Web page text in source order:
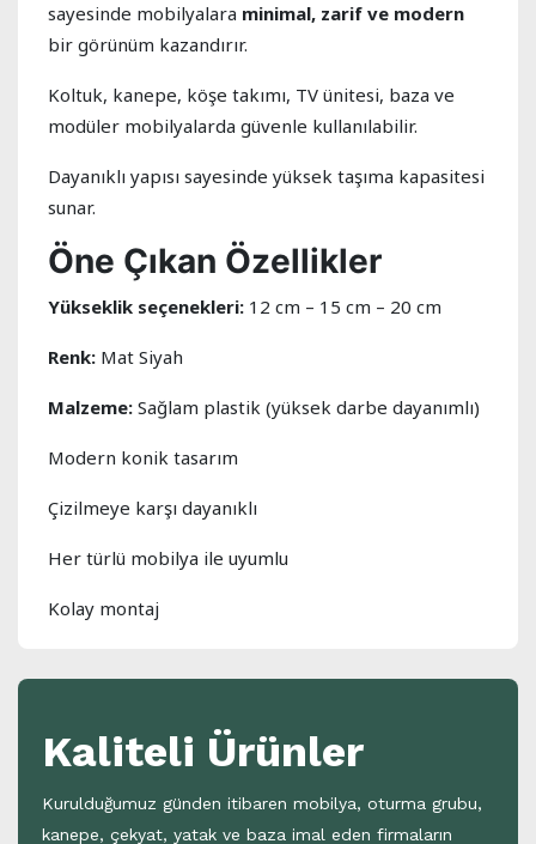
sayesinde mobilyalara minimal, zarif ve modern
bir görünüm kazandırır.
Koltuk, kanepe, köşe takımı, TV ünitesi, baza ve
modüler mobilyalarda güvenle kullanılabilir.
Dayanıklı yapısı sayesinde yüksek taşıma kapasitesi
sunar.
Öne Çıkan Özellikler
Yükseklik seçenekleri: 12 cm – 15 cm – 20 cm
Renk: Mat Siyah
Malzeme: Sağlam plastik (yüksek darbe dayanımlı)
Modern konik tasarım
Çizilmeye karşı dayanıklı
Her türlü mobilya ile uyumlu
Kolay montaj
Kaliteli Ürünler
Kurulduğumuz günden itibaren mobilya, oturma grubu,
kanepe, çekyat, yatak ve baza imal eden firmaların